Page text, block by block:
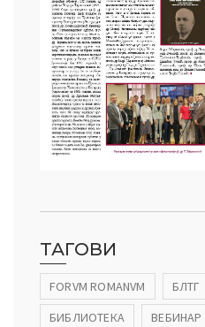
ТАГОВИ
FORVM ROMANVM БЛТГ
БИБЛИОТЕКА
ВЕБИНАР